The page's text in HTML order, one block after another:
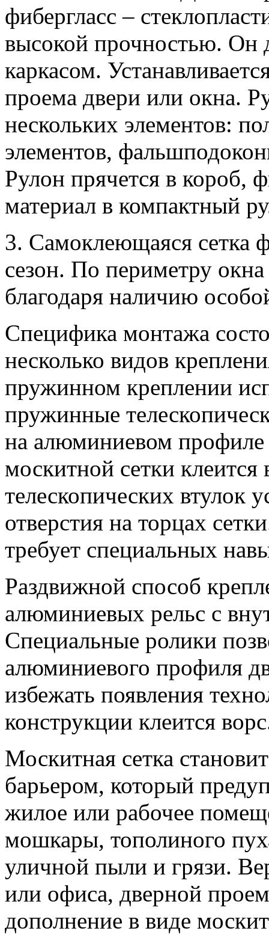
фибергласс –
высокой прочностью. Он
каркасом.
проема двери или окна.
нескольких элементов:
элементов,
Рулон прячется в короб,
материал в компактный
3. Самоклеющаяся сетка
сезон. По периметру
благодаря наличию
Специфика монтажа
несколько видов
пружинном креплении
пружинные
на алюминиевом профиле
москитной сетки клеится
телескопических втулок
отверстия на торцах
требует специальных
Раздвижной способ
алюминиевых рельс с
Специальные ролики
алюминиевого профиля
избежать появления
конструкции клеится
Москитная сетка
барьером, который
жилое или рабочее
мошкары, тополиного
уличной пыли и грязи.
или офиса, дверной
дополнение в виде